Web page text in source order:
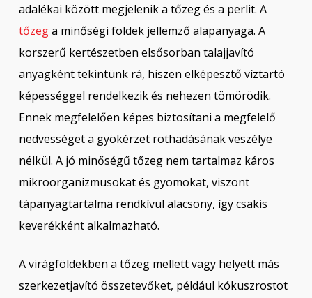
adalékai között megjelenik a tőzeg és a perlit. A
tőzega minőségi földek jellemző alapanyaga. A
korszerű kertészetben elsősorban talajjavító
anyagként tekintünk rá, hiszen elképesztő víztartó
képességgel rendelkezik és nehezen tömörödik.
Ennek megfelelően képes biztosítani a megfelelő
nedvességet a gyökérzet rothadásának veszélye
nélkül. A jó minőségű tőzeg nem tartalmaz káros
mikroorganizmusokat és gyomokat, viszont
tápanyagtartalma rendkívül alacsony, így csakis
keverékként alkalmazható.
A virágföldekben a tőzeg mellett vagy helyett más
szerkezetjavító összetevőket, például kókuszrostot